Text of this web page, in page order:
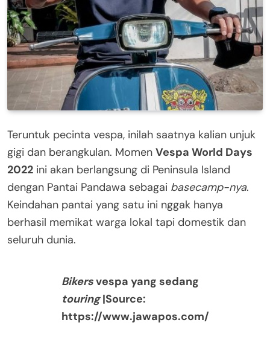
Teruntuk pecinta vespa, inilah saatnya kalian unjuk
gigi dan berangkulan. Momen Vespa World Days
2022 ini akan berlangsung di Peninsula Island
dengan Pantai Pandawa sebagai basecamp-nya.
Keindahan pantai yang satu ini nggak hanya
berhasil memikat warga lokal tapi domestik dan
seluruh dunia.
Bikersvespa yang sedang
touring|Source:
https://www.jawapos.com/